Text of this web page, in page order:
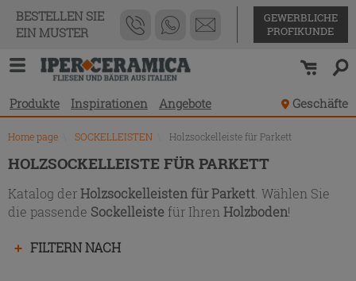
BESTELLEN SIE
EIN MUSTER
GEWERBLICHE
PROFIKUNDE
Produkte Inspirationen Angebote Geschäfte
Home page SOCKELLEISTEN Holzsockelleiste für Parkett
HOLZSOCKELLEISTE FÜR PARKETT
Katalog derHolzsockelleisten für Parkett . Wählen Sie
die passende Sockelleiste für Ihren Holzboden!
Produktverzeichnis
FILTERN NACH
Drücken